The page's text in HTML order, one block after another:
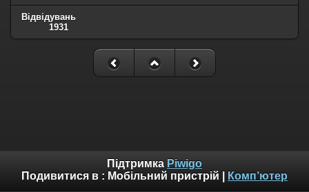
Відвідувань
1931
Підтримка Piwigo
Подивитися в : Мобільний пристрій Комп’ютер